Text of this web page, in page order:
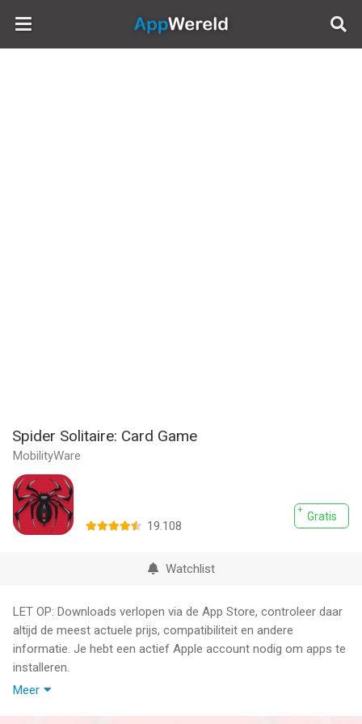
AppWereld
Spider Solitaire: Card Game
MobilityWare
Gratis
19.108
Watchlist
LET OP: Downloads verlopen via de App Store, controleer daar
altijd de meest actuele prijs, compatibiliteit en andere
informatie. Je hebt een actief Apple account nodig om apps te
installeren.
Meer